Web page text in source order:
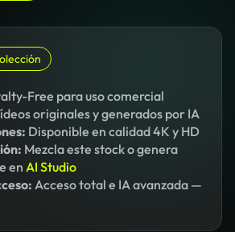
Free para uso comercial
originales y generados por IA
Disponible en calidad 4K y HD
Mezcla este stock o genera
en AI Studio
Acceso total e IA avanzada —